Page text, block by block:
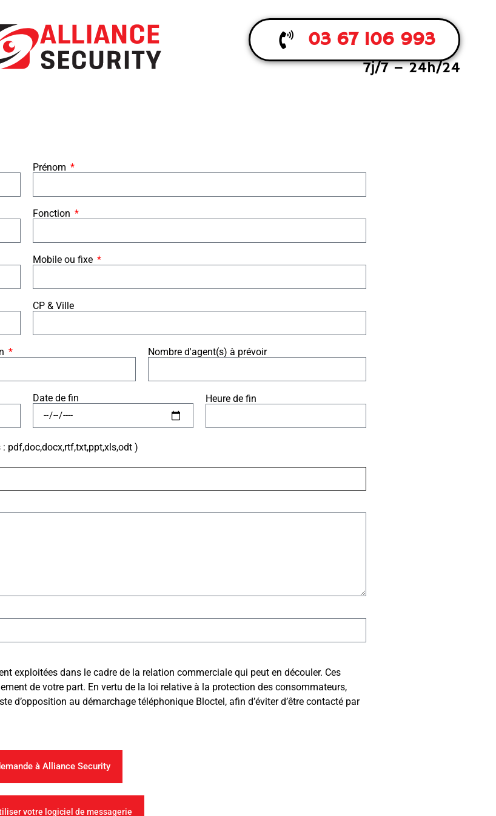
03 67 106 993
7j/7 – 24h/24
Prénom
Fonction
Mobile ou fixe
CP & Ville
Nombre d'agent(s) à prévoir
Date de fin Heure de fin
pdf,doc,docx,rtf,txt,ppt,xls,odt )
exploitées dans le cadre de la relation commerciale qui peut en découler. Ces
de votre part. En vertu de la loi relative à la protection des consommateurs,
au démarchage téléphonique Bloctel, afin d’éviter d’être contacté par
à Alliance Security
votre logiciel de messagerie